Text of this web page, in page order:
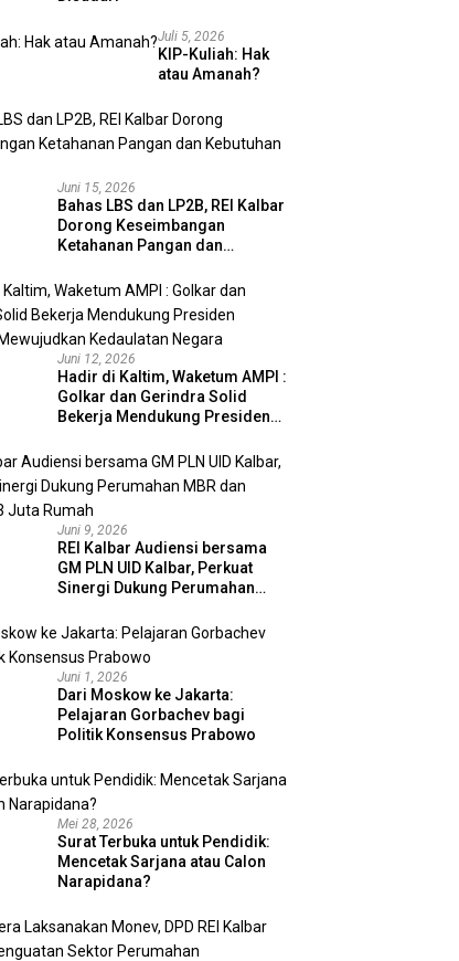
Juli 5, 2026
KIP-Kuliah: Hak
atau Amanah?
Juni 15, 2026
Bahas LBS dan LP2B, REI Kalbar
Dorong Keseimbangan
Ketahanan Pangan dan
Juni 12, 2026
Hadir di Kaltim, Waketum AMPI :
Golkar dan Gerindra Solid
Bekerja Mendukung Presiden
Kedaulatan Negara
Juni 9, 2026
REI Kalbar Audiensi bersama
GM PLN UID Kalbar, Perkuat
Sinergi Dukung Perumahan
Rumah
Juni 1, 2026
Dari Moskow ke Jakarta:
Pelajaran Gorbachev bagi
Politik Konsensus Prabowo
Mei 28, 2026
Surat Terbuka untuk Pendidik:
Mencetak Sarjana atau Calon
Narapidana?